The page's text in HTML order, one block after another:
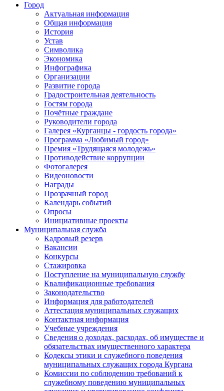
Город
Актуальная информация
Общая информация
История
Устав
Символика
Экономика
Инфографика
Организации
Развитие города
Градостроительная деятельность
Гостям города
Почётные граждане
Руководители города
Галерея «Курганцы - гордость города»
Программа «Любимый город»
Премия «Трудящаяся молодежь»
Противодействие коррупции
Фотогалерея
Видеоновости
Награды
Прозрачный город
Календарь событий
Опросы
Инициативные проекты
Муниципальная служба
Кадровый резерв
Вакансии
Конкурсы
Стажировка
Поступление на муниципальную службу
Квалификационные требования
Законодательство
Информация для работодателей
Аттестация муниципальных служащих
Контактная информация
Учебные учреждения
Сведения о доходах, расходах, об имуществе и
обязательствах имущественного характера
Кодексы этики и служебного поведения
муниципальных служащих города Кургана
Комиссии по соблюдению требований к
служебному поведению муниципальных